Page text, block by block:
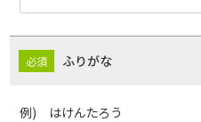
ふりがな
例) はけんたろう